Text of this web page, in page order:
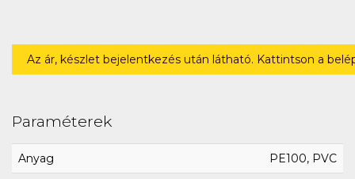
Az ár, készlet bejelentkezés után látható. Kattintson a
Paraméterek
Anyag PE100, PVC